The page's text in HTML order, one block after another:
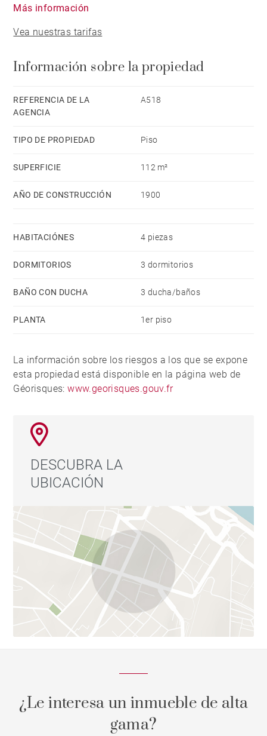
facing the sunset. Cellar and private parking. An
purchased.
Más información
Vea nuestras tarifas
Información sobre la propiedad
REFERENCIA DE LA
AGENCIA
A518
TIPO DE PROPIEDAD Piso
SUPERFICIE 112 m²
AÑO DE CONSTRUCCIÓN 1900
HABITACIÓNES 4 piezas
DORMITORIOS 3 dormitorios
BAÑO CON DUCHA 3 ducha/baños
PLANTA 1er piso
La información sobre los riesgos a los que se expone
esta propiedad está disponible en la página web de
Géorisques:www.georisques.gouv.fr
DESCUBRA LA
UBICACIÓN
¿Le interesa un inmueble de alta
gama?